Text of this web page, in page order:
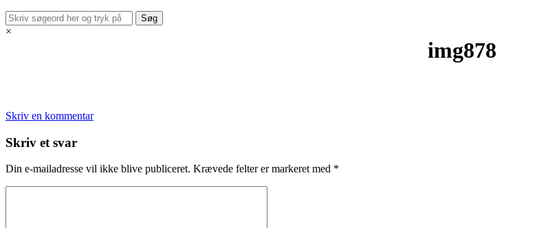
×
img878
Skriv en kommentar
Skriv et svar
Din e-mailadresse vil ikke blive publiceret. Krævede felter er markeret med *